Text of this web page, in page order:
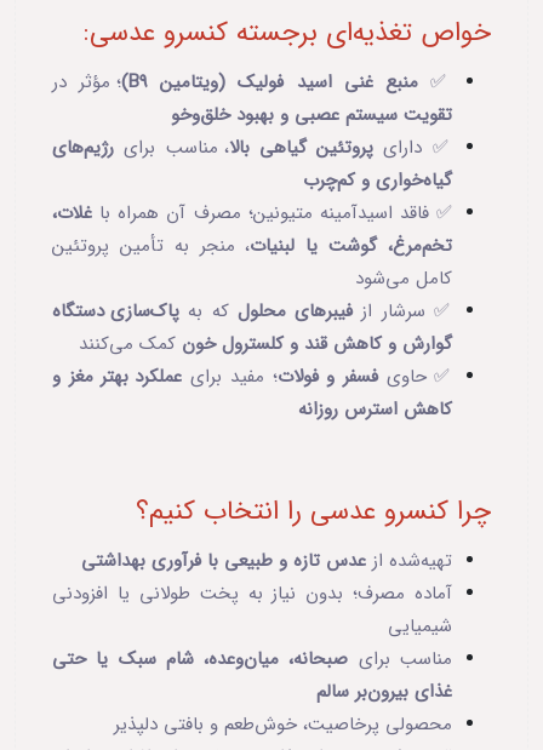
خواص تغذیه‌ای برجسته کنسرو عدسی:
✅منبع غنی اسید فولیک (ویتامین B9)
؛ مؤثر در
تقویت سیستم عصبی و بهبود خلق‌وخو
✅ دارای پروتئین گیاهی بالا، مناسب برای رژیم‌های
گیاه‌خواری و کم‌چرب
✅ فاقد اسیدآمینه متیونین؛ مصرف آن همراه با غلات،
تخم‌مرغ، گوشت یا لبنیات، منجر به تأمین پروتئین
کامل می‌شود
✅ سرشار ازفیبرهای محلول که به پاک‌سازی دستگاه
گوارش و کاهش قند و کلسترول خون کمک می‌کنند
✅ حاویفسفر و فولات؛ مفید برای عملکرد بهتر مغز و
کاهش استرس روزانه
چرا کنسرو عدسی را انتخاب کنیم؟
تهیه‌شده از عدس تازه و طبیعی با فرآوری بهداشتی
آماده مصرف؛ بدون نیاز به پخت طولانی یا افزودنی
شیمیایی
مناسب برای صبحانه، میان‌وعده، شام سبک یا حتی
غذای بیرون‌بر سالم
محصولی پرخاصیت، خوش‌طعم و بافتی دلپذیر